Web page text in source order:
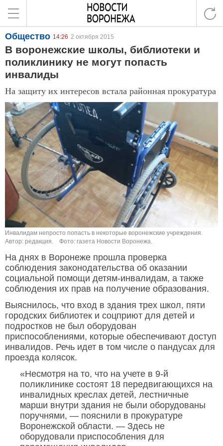
Общество 14:26 2 октября 2015
В воронежские школы, библиотеки и
поликлинику не могут попасть
инвалиды
На защиту их интересов встала районная прокуратура
Инвалидам непросто попасть в некоторые воронежские учреждения.
Автор: редакция.
Фото: газета Новости Воронежа.
На днях в Воронеже прошла проверка
соблюдения законодательства об оказании
социальной помощи детям-инвалидам, а также
соблюдения их прав на получение образования.
Выяснилось, что вход в здания трех школ, пяти
городских библиотек и соцприют для детей и
подростков не был оборудован
приспособлениями, которые обеспечивают доступ
инвалидов. Речь идет в том числе о пандусах для
проезда колясок.
«Несмотря на то, что на учете в 9-й
поликлинике состоят 18 передвигающихся на
инвалидных креслах детей, лестничные
марши внутри здания не были оборудованы
поручнями, — пояснили в прокуратуре
Воронежской области. — Здесь не
оборудовали приспособления для